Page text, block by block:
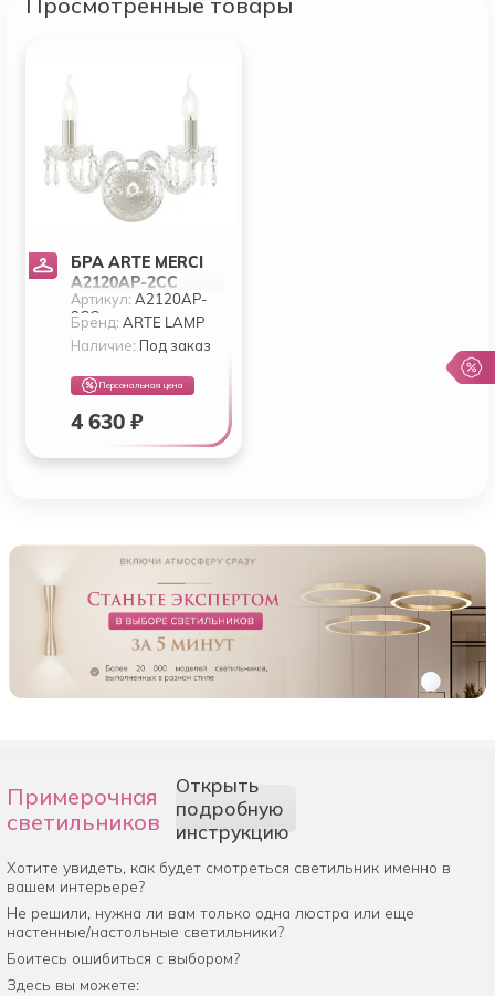
БРА ARTE MERCI
A2120AP-2CC
Артикул:A2120AP-
2CC
Бренд:ARTE LAMP
Наличие: Под заказ
Персональная цена
4 630 ₽
Примерочная
светильников
Открыть
подробную
инструкцию
Хотите увидеть, как будет смотреться светильник именно в
вашем интерьере?
Не решили, нужна ли вам только одна люстра или еще
настенные/настольные светильники?
Боитесь ошибиться с выбором?
Здесь вы можете: